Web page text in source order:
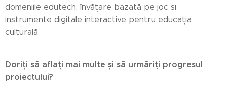
domeniile edutech, învățare bazată pe joc și
instrumente digitale interactive pentru educația
culturală.
Doriți să aflați mai multe și să urmăriți progresul
proiectului?